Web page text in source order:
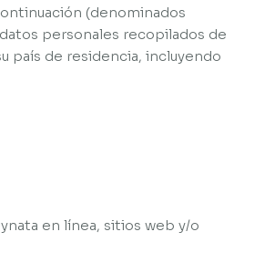
(denominados
personales recopilados de
país de residencia, incluyendo
en línea, sitios web y/o